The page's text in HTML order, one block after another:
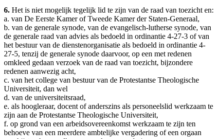
6. Het is niet mogelijk tegelijk lid te zijn van de raad van toezicht en:
a. van De Eerste Kamer of Tweede Kamer der Staten-Generaal,
b. van de generale synode, van de evangelisch-lutherse synode, van
de generale raad van advies als bedoeld in ordinantie 4-27-3 of van
het bestuur van de dienstenorganisatie als bedoeld in ordinantie 4-
27-5, tenzij de generale synode daarvoor, op een met redenen
omkleed gedaan verzoek van de raad van toezicht, bijzondere
redenen aanwezig acht,
c. van het college van bestuur van de Protestantse Theologische
Universiteit, dan wel
d. van de universiteitsraad,
e. als hoogleraar, docent of anderszins als personeelslid werkzaam te
zijn aan de Protestantse Theologische Universiteit,
f. op grond van een arbeidsovereenkomst werkzaam te zijn ten
behoeve van een meerdere ambtelijke vergadering of een orgaan